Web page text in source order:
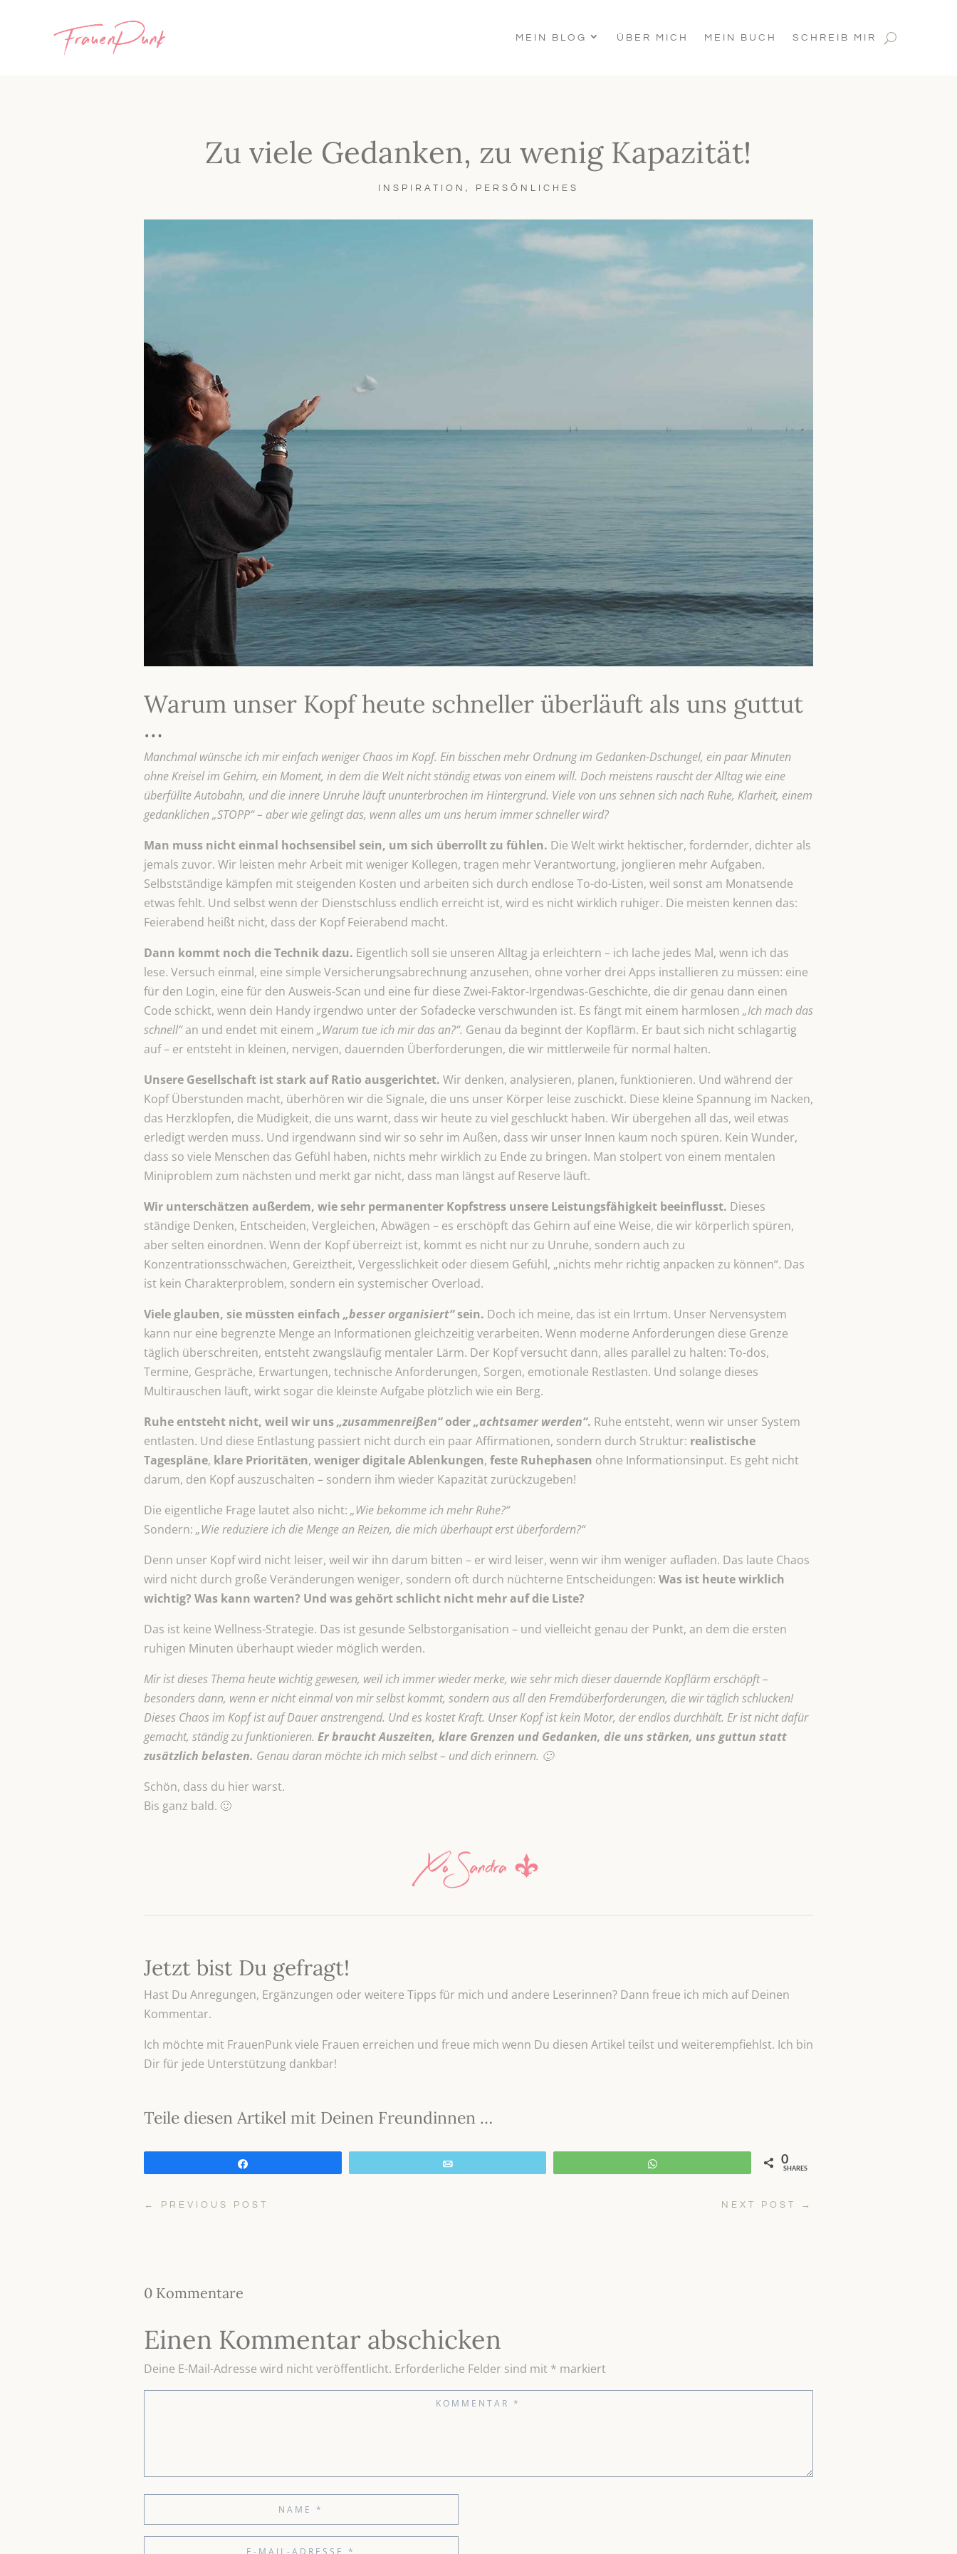
MEIN BLOG ÜBER MICH MEIN BUCH SCHREIB MIR
Zu viele Gedanken, zu wenig Kapazität!
INSPIRATION , PERSÖNLICHES
Warum unser Kopf heute schneller überläuft als uns guttut
…
Manchmal wünsche ich mir einfach weniger Chaos im Kopf. Ein bisschen mehr Ordnung im Gedanken-Dschungel, ein paar Minuten
ohne Kreisel im Gehirn, ein Moment, in dem die Welt nicht ständig etwas von einem will. Doch meistens rauscht der Alltag wie eine
überfüllte Autobahn, und die innere Unruhe läuft ununterbrochen im Hintergrund. Viele von uns sehnen sich nach Ruhe, Klarheit, einem
gedanklichen „STOPP“ – aber wie gelingt das, wenn alles um uns herum immer schneller wird?
Man muss nicht einmal hochsensibel sein, um sich überrollt zu fühlen. Die Welt wirkt hektischer, fordernder, dichter als
jemals zuvor. Wir leisten mehr Arbeit mit weniger Kollegen, tragen mehr Verantwortung, jonglieren mehr Aufgaben.
Selbstständige kämpfen mit steigenden Kosten und arbeiten sich durch endlose To-do-Listen, weil sonst am Monatsende
etwas fehlt. Und selbst wenn der Dienstschluss endlich erreicht ist, wird es nicht wirklich ruhiger. Die meisten kennen das:
Feierabend heißt nicht, dass der Kopf Feierabend macht.
Dann kommt noch die Technik dazu. Eigentlich soll sie unseren Alltag ja erleichtern – ich lache jedes Mal, wenn ich das
lese. Versuch einmal, eine simple Versicherungsabrechnung anzusehen, ohne vorher drei Apps installieren zu müssen: eine
für den Login, eine für den Ausweis-Scan und eine für diese Zwei-Faktor-Irgendwas-Geschichte, die dir genau dann einen
Code schickt, wenn dein Handy irgendwo unter der Sofadecke verschwunden ist. Es fängt mit einem harmlosen „Ich mach das
schnell“an und endet mit einem „Warum tue ich mir das an?“. Genau da beginnt der Kopflärm. Er baut sich nicht schlagartig
auf – er entsteht in kleinen, nervigen, dauernden Überforderungen, die wir mittlerweile für normal halten.
Unsere Gesellschaft ist stark auf Ratio ausgerichtet. Wir denken, analysieren, planen, funktionieren. Und während der
Kopf Überstunden macht, überhören wir die Signale, die uns unser Körper leise zuschickt. Diese kleine Spannung im Nacken,
das Herzklopfen, die Müdigkeit, die uns warnt, dass wir heute zu viel geschluckt haben. Wir übergehen all das, weil etwas
erledigt werden muss. Und irgendwann sind wir so sehr im Außen, dass wir unser Innen kaum noch spüren. Kein Wunder,
dass so viele Menschen das Gefühl haben, nichts mehr wirklich zu Ende zu bringen. Man stolpert von einem mentalen
Miniproblem zum nächsten und merkt gar nicht, dass man längst auf Reserve läuft.
Wir unterschätzen außerdem, wie sehr permanenter Kopfstress unsere Leistungsfähigkeit beeinflusst. Dieses
ständige Denken, Entscheiden, Vergleichen, Abwägen – es erschöpft das Gehirn auf eine Weise, die wir körperlich spüren,
aber selten einordnen. Wenn der Kopf überreizt ist, kommt es nicht nur zu Unruhe, sondern auch zu
Konzentrationsschwächen, Gereiztheit, Vergesslichkeit oder diesem Gefühl, „nichts mehr richtig anpacken zu können“. Das
ist kein Charakterproblem, sondern ein systemischer Overload.
Viele glauben, sie müssten einfach „besser organisiert“sein. Doch ich meine, das ist ein Irrtum. Unser Nervensystem
kann nur eine begrenzte Menge an Informationen gleichzeitig verarbeiten. Wenn moderne Anforderungen diese Grenze
täglich überschreiten, entsteht zwangsläufig mentaler Lärm. Der Kopf versucht dann, alles parallel zu halten: To-dos,
Termine, Gespräche, Erwartungen, technische Anforderungen, Sorgen, emotionale Restlasten. Und solange dieses
Multirauschen läuft, wirkt sogar die kleinste Aufgabe plötzlich wie ein Berg.
Ruhe entsteht nicht, weil wir uns„zusammenreißen“oder„achtsamer werden“. Ruhe entsteht, wenn wir unser System
entlasten. Und diese Entlastung passiert nicht durch ein paar Affirmationen, sondern durch Struktur: realistische
Tagespläne, klare Prioritäten, weniger digitale Ablenkungen, feste Ruhephasen ohne Informationsinput. Es geht nicht
darum, den Kopf auszuschalten – sondern ihm wieder Kapazität zurückzugeben!
Die eigentliche Frage lautet also nicht: „Wie bekomme ich mehr Ruhe?“
Sondern: „Wie reduziere ich die Menge an Reizen, die mich überhaupt erst überfordern?“
Denn unser Kopf wird nicht leiser, weil wir ihn darum bitten – er wird leiser, wenn wir ihm weniger aufladen. Das laute Chaos
wird nicht durch große Veränderungen weniger, sondern oft durch nüchterne Entscheidungen: Was ist heute wirklich
wichtig? Was kann warten? Und was gehört schlicht nicht mehr auf die Liste?
Das ist keine Wellness-Strategie. Das ist gesunde Selbstorganisation – und vielleicht genau der Punkt, an dem die ersten
ruhigen Minuten überhaupt wieder möglich werden.
Mir ist dieses Thema heute wichtig gewesen, weil ich immer wieder merke, wie sehr mich dieser dauernde Kopflärm erschöpft –
besonders dann, wenn er nicht einmal von mir selbst kommt, sondern aus all den Fremdüberforderungen, die wir täglich schlucken!
Dieses Chaos im Kopf ist auf Dauer anstrengend. Und es kostet Kraft. Unser Kopf ist kein Motor, der endlos durchhält. Er ist nicht dafür
gemacht, ständig zu funktionieren. Er braucht Auszeiten, klare Grenzen und Gedanken, die uns stärken, uns guttun statt
zusätzlich belasten. Genau daran möchte ich mich selbst – und dich erinnern. 🙂
Schön, dass du hier warst.
Bis ganz bald. 🙂
Jetzt bist Du gefragt!
Hast Du Anregungen, Ergänzungen oder weitere Tipps für mich und andere Leserinnen? Dann freue ich mich auf Deinen
Kommentar.
Ich möchte mit FrauenPunk viele Frauen erreichen und freue mich wenn Du diesen Artikel teilst und weiterempfiehlst. Ich bin
Dir für jede Unterstützung dankbar!
Teile diesen Artikel mit Deinen Freundinnen …
0
SHARES
← PREVIOUS POST NEXT POST →
0 Kommentare
Einen Kommentar abschicken
Deine E-Mail-Adresse wird nicht veröffentlicht. Erforderliche Felder sind mit * markiert